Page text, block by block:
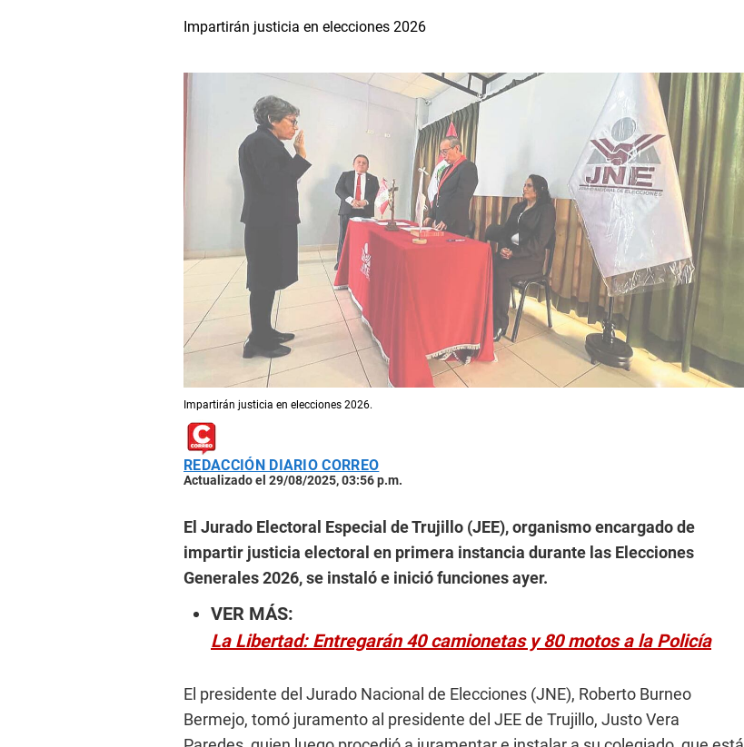
Impartirán justicia en elecciones 2026
Impartirán justicia en elecciones 2026.
REDACCIÓN DIARIO CORREO
Actualizado el 29/08/2025, 03:56 p.m.
El Jurado Electoral Especial de Trujillo (JEE), organismo encargado de
impartir justicia electoral en primera instancia durante las Elecciones
Generales 2026, se instaló e inició funciones ayer.
VER MÁS:
La Libertad: Entregarán 40 camionetas y 80 motos a la Policía
El presidente del Jurado Nacional de Elecciones (JNE), Roberto Burneo
Bermejo, tomó juramento al presidente del JEE de Trujillo, Justo Vera